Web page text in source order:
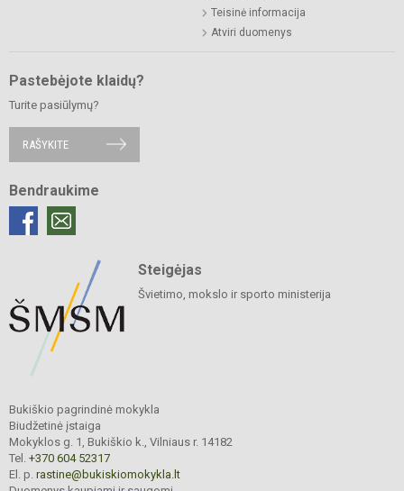
Teisinė informacija
Atviri duomenys
Pastebėjote klaidų?
Turite pasiūlymų?
RAŠYKITE
Bendraukime
Steigėjas
Švietimo, mokslo ir sporto ministerija
Bukiškio pagrindinė mokykla
Biudžetinė įstaiga
Mokyklos g. 1, Bukiškio k., Vilniaus r. 14182
Tel. +370 604 52317
El. p. rastine@bukiskiomokykla.lt